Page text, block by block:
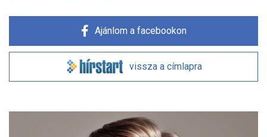
Ajánlom a facebookon
vissza a címlapra